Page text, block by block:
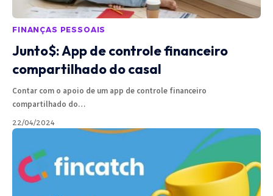
FINANÇAS PESSOAIS
Junto$: App de controle financeiro
compartilhado do casal
Contar com o apoio de um app de controle financeiro
compartilhado do…
22/04/2024